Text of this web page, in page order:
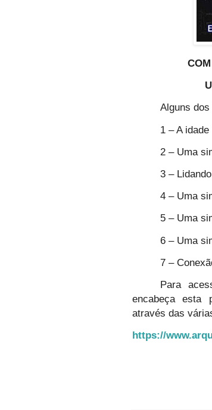
Alguns
1 – A
2 – Uma
3 –
4 – Uma
5 – Uma
6 – Uma
7 –
Para
encabeça esta
através das
https://